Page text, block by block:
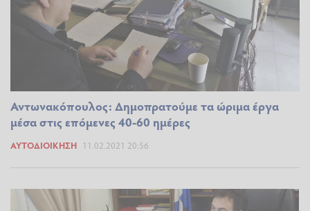
Αντωνακόπουλος: Δημοπρατούμε τα ώριμα έργα
μέσα στις επόμενες 40-60 ημέρες
ΑΥΤΟΔΙΟΊΚΗΣΗ 11.02.2021 20:56